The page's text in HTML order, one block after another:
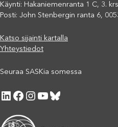
Käynti: Hakaniemenranta 1 C, 3. krs
Posti: John Stenbergin ranta 6,
Katso sijainti kartalla
Yhteystiedot
Seuraa SASKia somessa
LinkedIn Facebook Instagram YouTube Bluesky